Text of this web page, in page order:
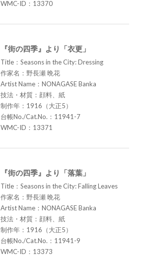
WMC-ID：13370
『街の四季』より「衣更」
Title：Seasons in the City: Dressing
作家名：野長瀬 晩花
Artist Name：NONAGASE Banka
技法・材質：顔料、紙
制作年：1916（大正5）
台帳No./Cat.No.：11941-7
WMC-ID：13371
『街の四季』より「落葉」
Title：Seasons in the City: Falling Leaves
作家名：野長瀬 晩花
Artist Name：NONAGASE Banka
技法・材質：顔料、紙
制作年：1916（大正5）
台帳No./Cat.No.：11941-9
WMC-ID：13373